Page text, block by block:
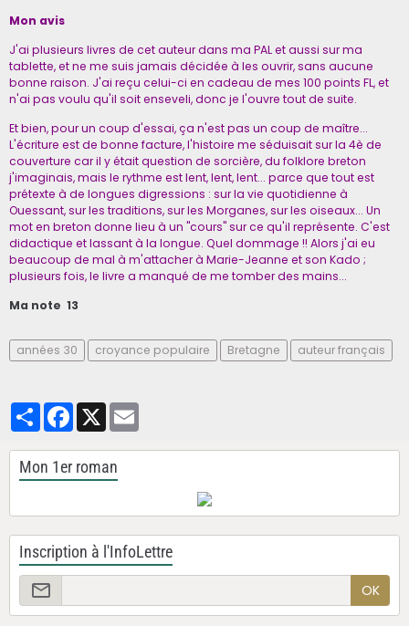
Mon avis
J'ai plusieurs livres de cet auteur dans ma PAL et aussi sur ma
tablette, et ne me suis jamais décidée à les ouvrir, sans aucune
bonne raison. J'ai reçu celui-ci en cadeau de mes 100 points FL, et
n'ai pas voulu qu'il soit enseveli, donc je l'ouvre tout de suite.
Et bien, pour un coup d'essai, ça n'est pas un coup de maître...
L'écriture est de bonne facture, l'histoire me séduisait sur la 4è de
couverture car il y était question de sorcière, du folklore breton
j'imaginais, mais le rythme est lent, lent, lent... parce que tout est
prétexte à de longues digressions : sur la vie quotidienne à
Ouessant, sur les traditions, sur les Morganes, sur les oiseaux... Un
mot en breton donne lieu à un "cours" sur ce qu'il représente. C'est
didactique et lassant à la longue. Quel dommage !! Alors j'ai eu
beaucoup de mal à m'attacher à Marie-Jeanne et son Kado ;
plusieurs fois, le livre a manqué de me tomber des mains...
Ma note 13
années 30 croyance populaire Bretagne auteur français
PartagerFacebook
X
Mon 1er roman
Inscription à l'InfoLettre
OK